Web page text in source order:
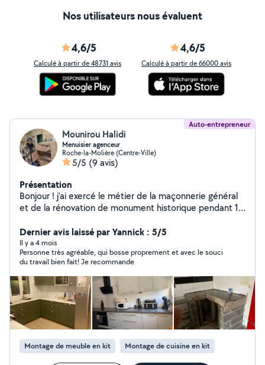
Nos utilisateurs nous évaluent
4,6/5
Calculé à partir de 48731 avis
4,6/5
Calculé à partir de 66000 avis
Auto-entrepreneur
Mounirou Halidi
Menuisier agenceur
Roche-la-Molière (Centre-Ville)
5/5 (9 avis)
Présentation
Bonjour ! j'ai exercé le métier de la maçonnerie général
et de la rénovation de monument historique pendant 15
reconverti en tant que menuisier agenceur en option
fabriquant et installation agencement intérieur. Je suis
disponible et flexible pour discuter de vos projets et
trouver des solutions adaptées à vos besoins et à votre
budget.
Dernier avis laissé par Yannick : 5/5
Il y a 4 mois
Personne très agréable, qui bosse proprement et avec le souci
du travail bien fait! Je recommande
Montage de meuble en kit Montage de cuisine en kit